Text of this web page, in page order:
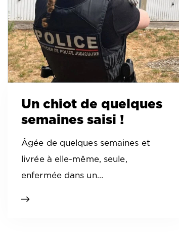
Un chiot de quelques
semaines saisi !
Âgée de quelques semaines et
livrée à elle-même, seule,
enfermée dans un…